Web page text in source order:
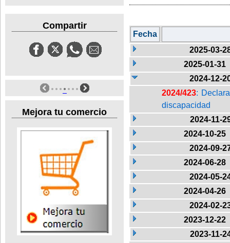
Compartir
Mejora tu comercio
Fecha
2025-03-
2025-01-31
2024-12-
2024/423:
discapacidad
2024-11-
2024-10-25
2024-09-
2024-06-28
2024-05-
2024-04-26
2024-02-
2023-12-22
2023-11-